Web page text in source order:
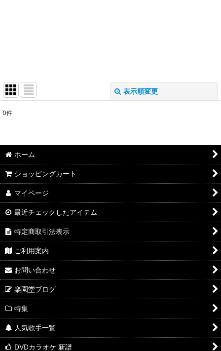
表示順変更
並び順:
0件
ホーム
ショッピングカート
マイページ
最近チェックしたアイテム
特定商取引法表示
ご利用案内
お問い合わせ
楽園堂ブログ
特集
人気歌手一覧
DVDカラオケ 新譜